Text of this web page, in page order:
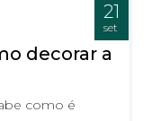
21
set
decorar a
como é